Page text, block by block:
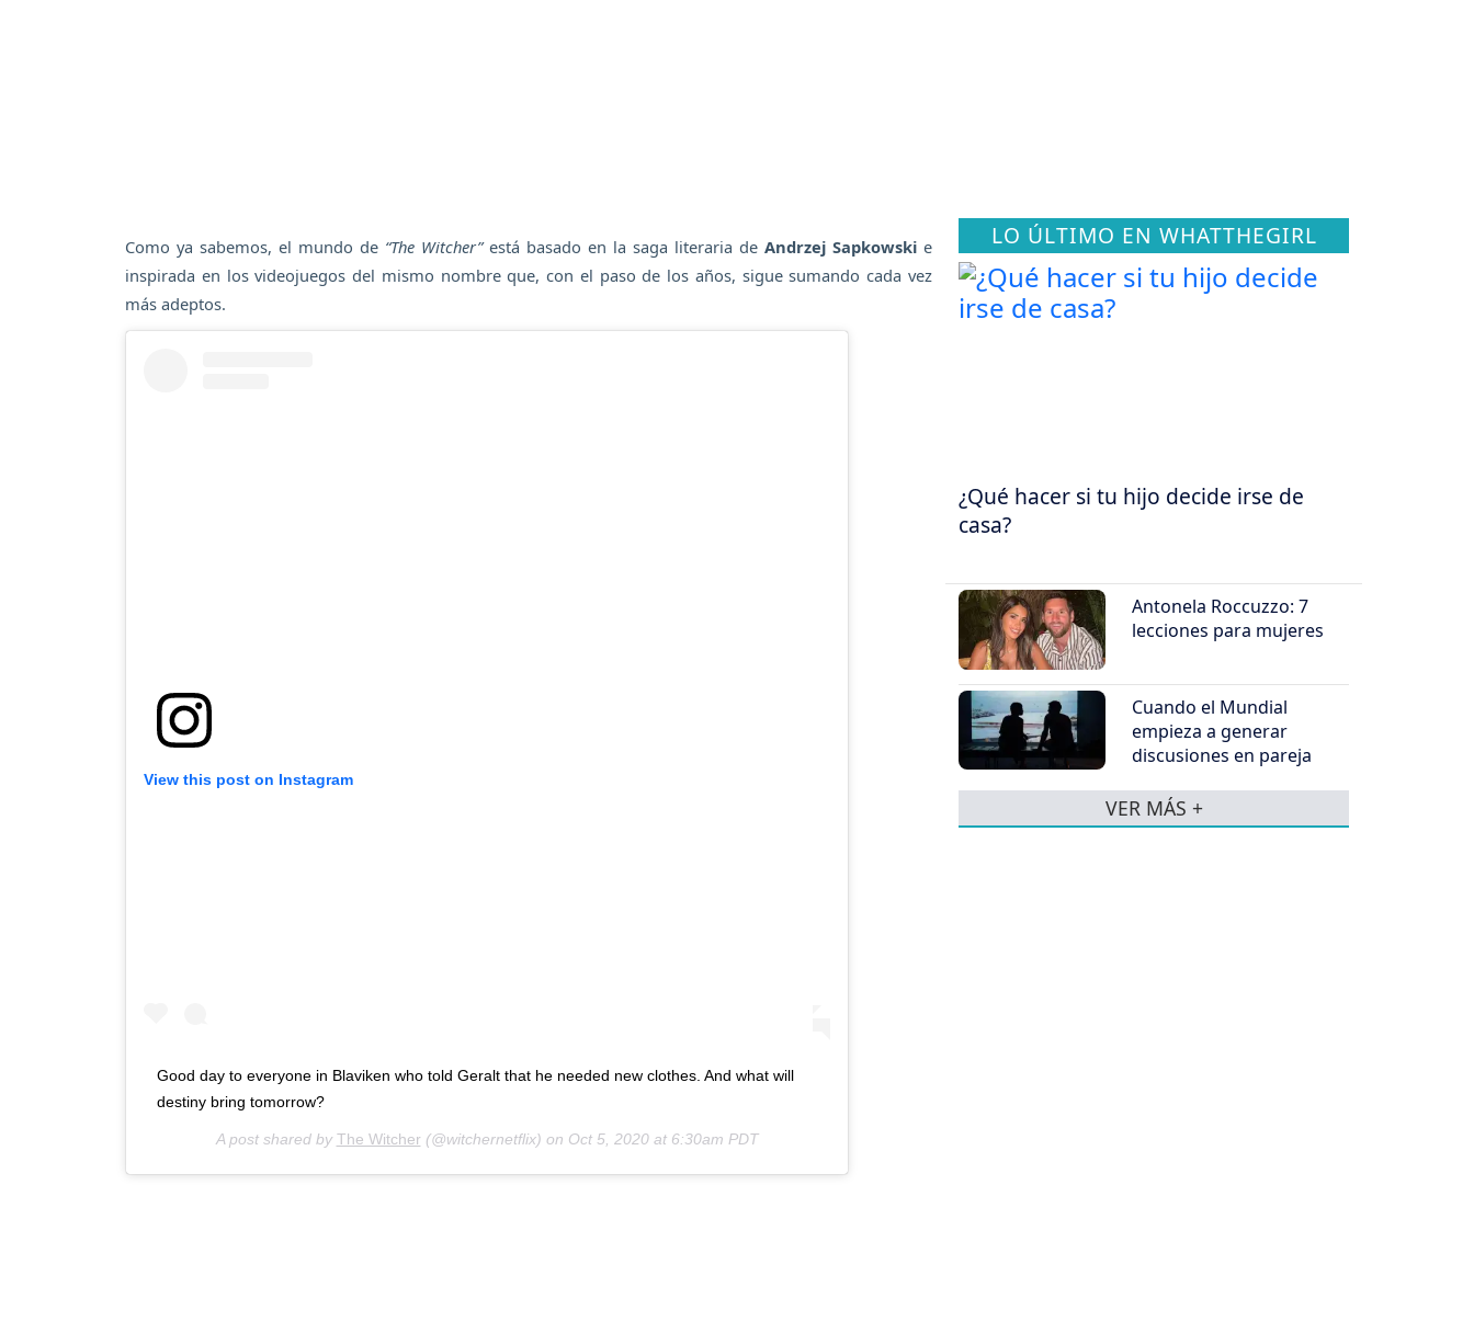
Como ya sabemos, el mundo de “The Witcher”está basado en la saga literaria de Andrzej Sapkowski e
inspirada en los videojuegos del mismo nombre que, con el paso de los años, sigue sumando cada vez
más adeptos.
View this post on Instagram
Good day to everyone in Blaviken who told Geralt that he needed new clothes. And what will
destiny bring tomorrow?
A post shared by The Witcher (@witchernetflix) on Oct 5, 2020 at 6:30am PDT
LO ÚLTIMO EN WHATTHEGIRL
¿Qué hacer si tu hijo decide irse de
casa?
Antonela Roccuzzo: 7
lecciones para mujeres
Cuando el Mundial
empieza a generar
discusiones en pareja
VER MÁS +